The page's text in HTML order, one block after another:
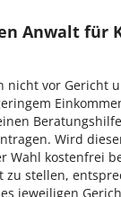
Anwalt für
nicht vor Gericht
Wird
Wahl kostenfrei
stellen,
jeweiligen